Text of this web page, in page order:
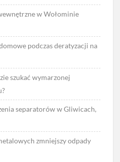
w Wołominie
podczas deratyzacji na
szukać wymarzonej
separatorów w Gliwicach,
zmniejszy odpady